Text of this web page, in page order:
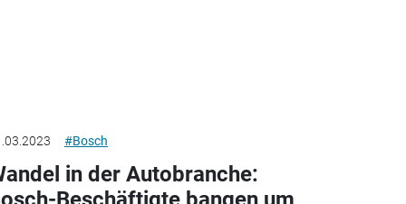
#Bosch
in der Autobranche: